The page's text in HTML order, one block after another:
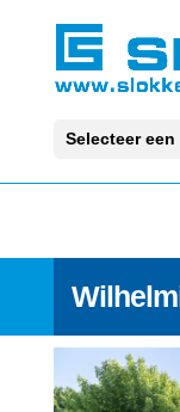
Selecteer